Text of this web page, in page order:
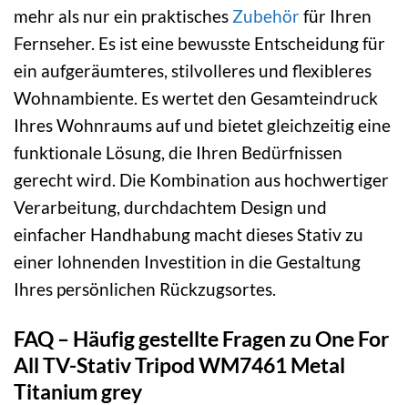
mehr als nur ein praktisches Zubehörfür Ihren
Fernseher. Es ist eine bewusste Entscheidung für
ein aufgeräumteres, stilvolleres und flexibleres
Wohnambiente. Es wertet den Gesamteindruck
Ihres Wohnraums auf und bietet gleichzeitig eine
funktionale Lösung, die Ihren Bedürfnissen
gerecht wird. Die Kombination aus hochwertiger
Verarbeitung, durchdachtem Design und
einfacher Handhabung macht dieses Stativ zu
einer lohnenden Investition in die Gestaltung
Ihres persönlichen Rückzugsortes.
FAQ – Häufig gestellte Fragen zu One For
All TV-Stativ Tripod WM7461 Metal
Titanium grey